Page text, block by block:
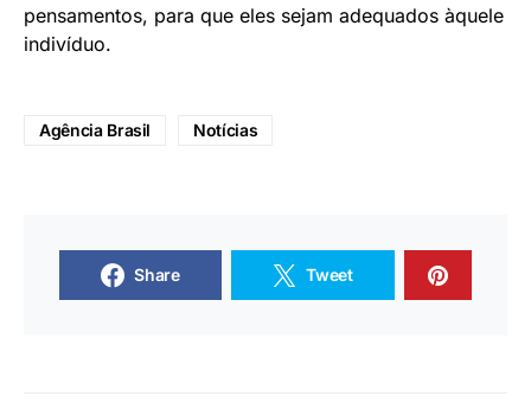
pensamentos, para que eles sejam adequados àquele
indivíduo.
Agência Brasil Notícias
Share Tweet